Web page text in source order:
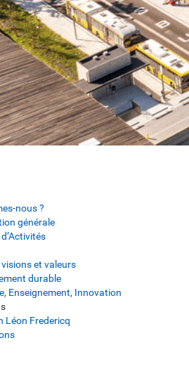
nous ?
générale
et valeurs
durable
Enseignement, Innovation
Léon Fredericq